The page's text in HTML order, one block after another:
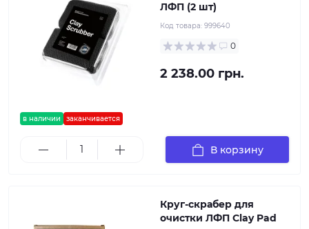
в наличии заканчивается
ЛФП (2 шт)
Код товара: 999640
0
2 238.00 грн.
В корзину
Круг-скрабер для
очистки ЛФП Clay Pad